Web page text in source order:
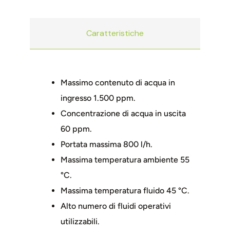
Caratteristiche
Massimo contenuto di acqua in
ingresso 1.500 ppm.
Concentrazione di acqua in uscita
60 ppm.
Portata massima 800 l/h.
Massima temperatura ambiente 55
°C.
Massima temperatura fluido 45 °C.
Alto numero di fluidi operativi
utilizzabili.